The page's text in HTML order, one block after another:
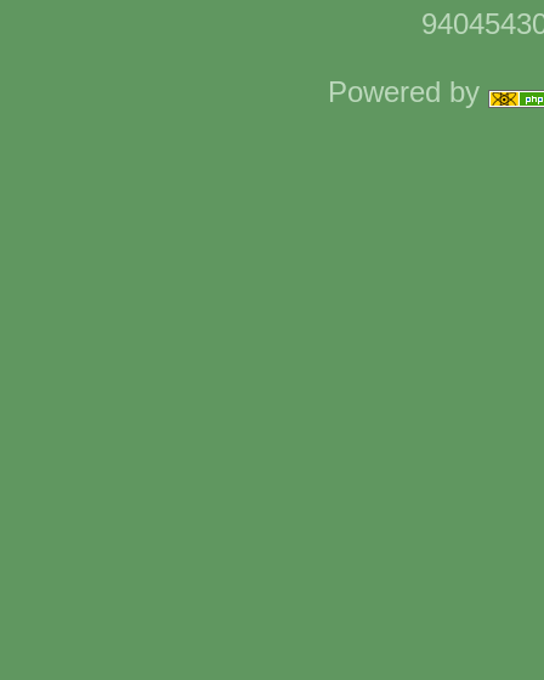
Powered by